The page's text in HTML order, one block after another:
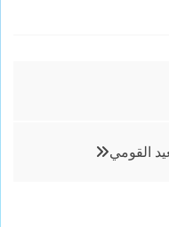
القومي